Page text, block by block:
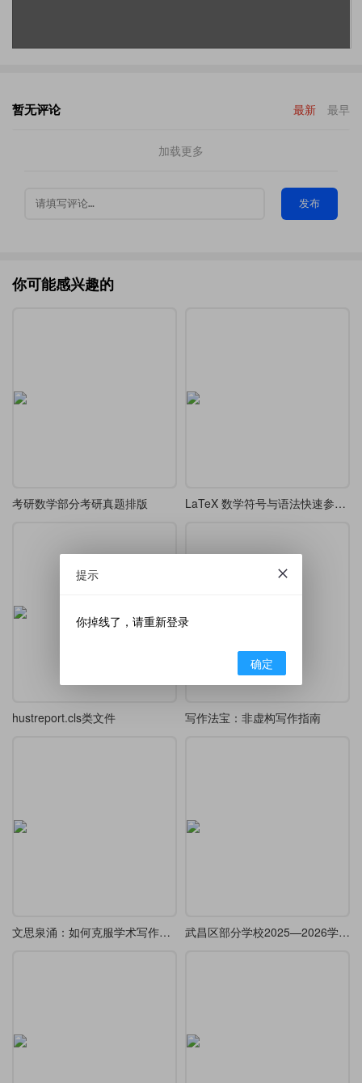
暂无评论 最新 最早
加载更多
发布
你可能感兴趣的
考研数学部分考研真题排版 LaTeX 数学符号与语法快速参考教程
hustreport.cls类文件 写作法宝：非虚构写作指南
文思泉涌：如何克服学术写作拖延症 武昌区部分学校2025—2026学年度上学期九年级10月月考
提示
你掉线了，请重新登录
确定